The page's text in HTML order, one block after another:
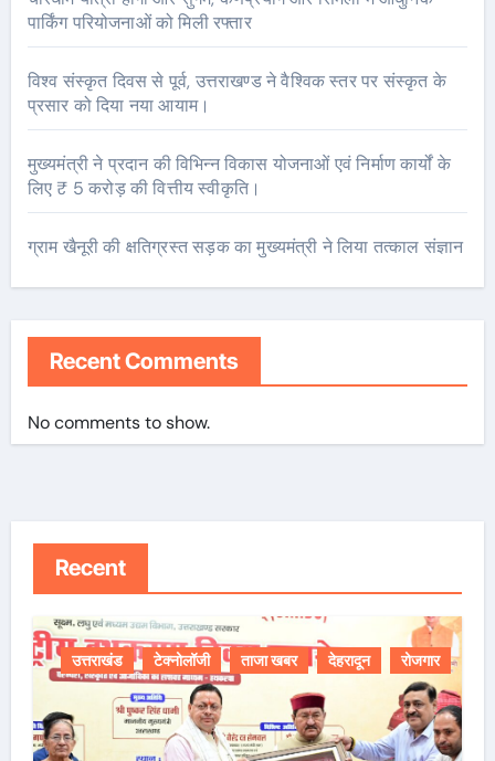
पार्किंग परियोजनाओं को मिली रफ्तार
विश्व संस्कृत दिवस से पूर्व, उत्तराखण्ड ने वैश्विक स्तर पर संस्कृत के
प्रसार को दिया नया आयाम।
मुख्यमंत्री ने प्रदान की विभिन्न विकास योजनाओं एवं निर्माण कार्यों के
लिए ₹ 5 करोड़ की वित्तीय स्वीकृति।
ग्राम खैनूरी की क्षतिग्रस्त सड़क का मुख्यमंत्री ने लिया तत्काल संज्ञान
Recent Comments
No comments to show.
Recent
उत्तराखंड टेक्नोलॉजी ताजा खबर देहरादून रोजगार